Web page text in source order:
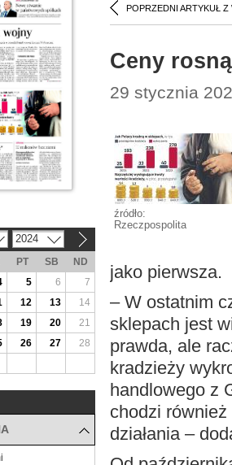
POPRZEDNI ARTYKUŁ Z
Ceny
29 stycznia
źródło:
Rzeczpospolita
jako pierwsza.
– W ostatnim
sklepach jest
prawda, ale
kradzieży
handlowego z
chodzi
działania –
2024
PT SB
ND
5 6
7
12 13
14
19 20
21
26 27
28